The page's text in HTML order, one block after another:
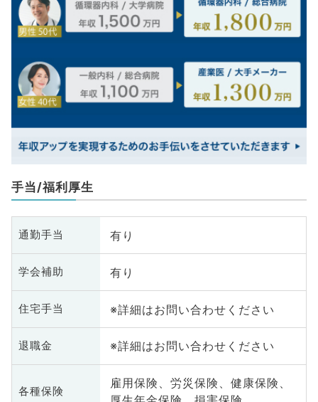
手当/福利厚生
通勤手当 有り
学会補助 有り
住宅手当 ※詳細はお問い合わせください
退職金 ※詳細はお問い合わせください
各種保険
雇用保険、労災保険、健康保険、